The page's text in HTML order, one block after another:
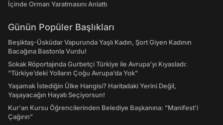
İçinde Orman Yaratmasını Anlattı
Günün Popüler Başlıkları
Beşiktaş-Üsküdar Vapurunda Yaşlı Kadın, Şort Giyen Kadının
Bacağına Bastonla Vurdu!
Sokak Röportajında Gurbetçi Türkiye ile Avrupa'yı Kıyasladı:
"Türkiye’deki Yolların Çoğu Avrupa’da Yok"
Yaşamak İstediğin Ülke Hangisi? Haritadaki Yerini Değil,
Yaşayacağın Hayatı Seçiyorsun!
Kur'an Kursu Öğrencilerinden Belediye Başkanına: "Manifest’i
Çağırın"